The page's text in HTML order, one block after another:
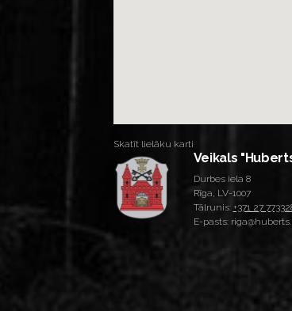
Skatīt lielāku karti
Veikals
Durbes iela 8
Rīga, LV-1007
Tālrunis: +371 27
E-pasts: